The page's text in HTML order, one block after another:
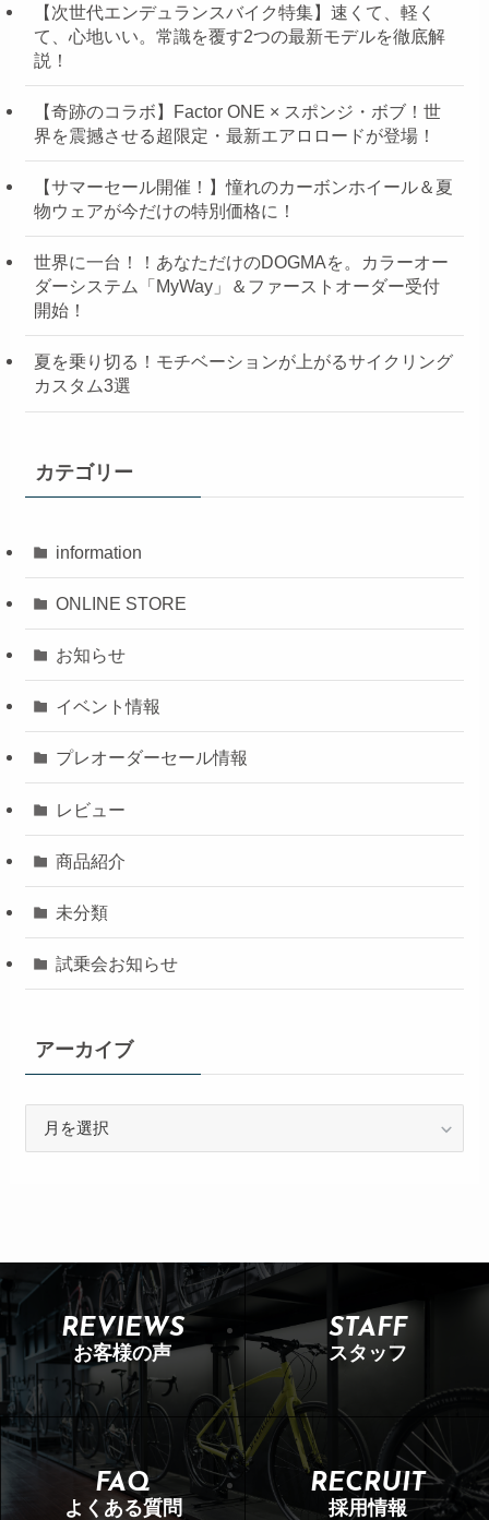
【次世代エンデュランスバイク特集】速くて、軽く
て、心地いい。常識を覆す2つの最新モデルを徹底解
説！
【奇跡のコラボ】Factor ONE × スポンジ・ボブ！世
界を震撼させる超限定・最新エアロロードが登場！
【サマーセール開催！】憧れのカーボンホイール＆夏
物ウェアが今だけの特別価格に！
世界に一台！！あなただけのDOGMAを。カラーオー
ダーシステム「MyWay」＆ファーストオーダー受付
開始！
夏を乗り切る！モチベーションが上がるサイクリング
カスタム3選
カテゴリー
information
ONLINE STORE
お知らせ
イベント情報
プレオーダーセール情報
レビュー
商品紹介
未分類
試乗会お知らせ
アーカイブ
REVIEWS
お客様の声
STAFF
スタッフ
FAQ
よくある質問
RECRUIT
採用情報